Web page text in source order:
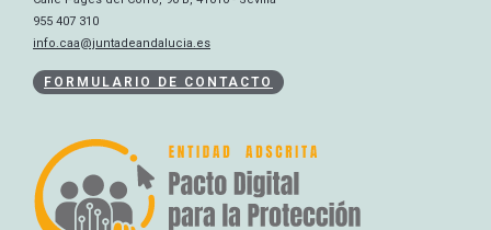
955 407 310
info.caa@juntadeandalucia.es
FORMULARIO DE CONTACTO